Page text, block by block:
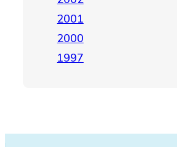
2001
2000
1997